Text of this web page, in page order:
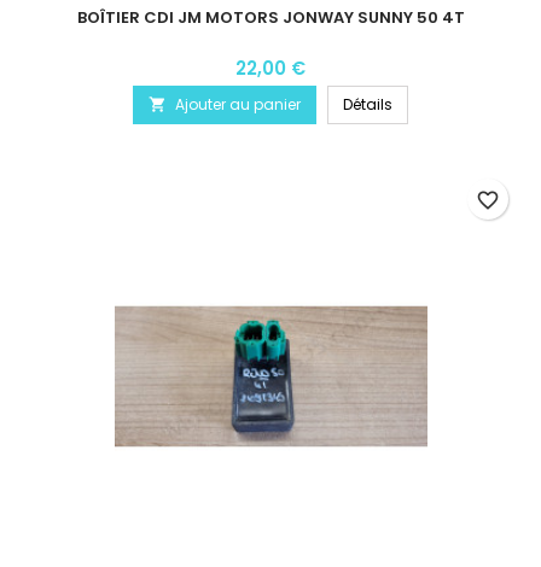
BOÎTIER CDI JM MOTORS JONWAY SUNNY 50 4T
22,00 €
 Ajouter au panier Détails
favorite_border